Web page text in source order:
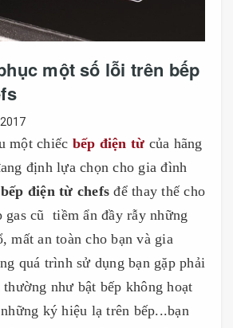
một số lỗi trên bếp
một chiếc bếp điện từ của hãng
định lựa chọn cho gia đình
bếp điện từ chefs để thay thế cho
gas cũ tiềm ẩn đầy rẫy những
mất an toàn cho bạn và gia
quá trình sử dụng bạn gặp phải
như bật bếp không hoạt
ký hiệu lạ trên bếp...bạn